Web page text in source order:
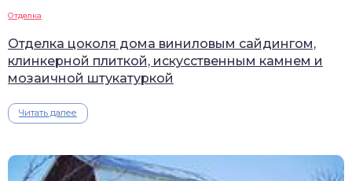
Отделка
Отделка цоколя дома виниловым сайдингом,
клинкерной плиткой, искусственным камнем и
мозаичной штукатуркой
Читать далее